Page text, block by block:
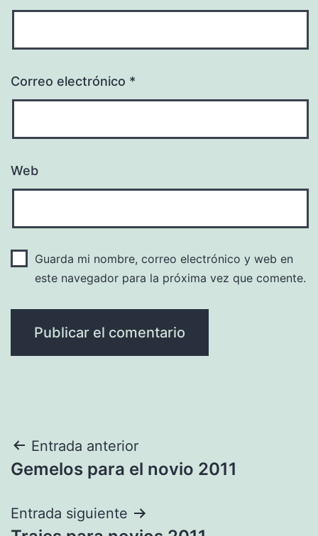
Correo electrónico *
Web
Guarda mi nombre, correo electrónico y web en
este navegador para la próxima vez que comente.
Navegación
de
entradas
Entrada anterior
Gemelos para el novio 2011
Entrada siguiente